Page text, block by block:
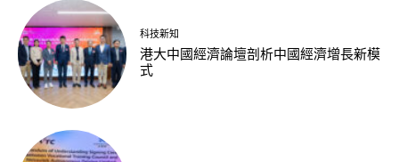
科技新知
港大中國經濟論壇剖析中國經濟增長新模
式